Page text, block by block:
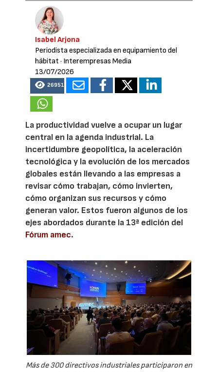
Isabel Arjona
Periodista especializada en equipamiento del
hábitat · Interempresas Media
13/07/2026
26951
La productividad vuelve a ocupar un lugar
central en la agenda industrial. La
incertidumbre geopolítica, la aceleración
tecnológica y la evolución de los mercados
globales están llevando a las empresas a
revisar cómo trabajan, cómo invierten,
cómo organizan sus recursos y cómo
generan valor. Estos fueron algunos de los
ejes abordados durante la 13ª edición del
Fórum amec.
Más de 300 directivos industriales participaron en